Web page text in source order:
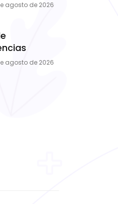
agosto de 2026
agosto de 2026